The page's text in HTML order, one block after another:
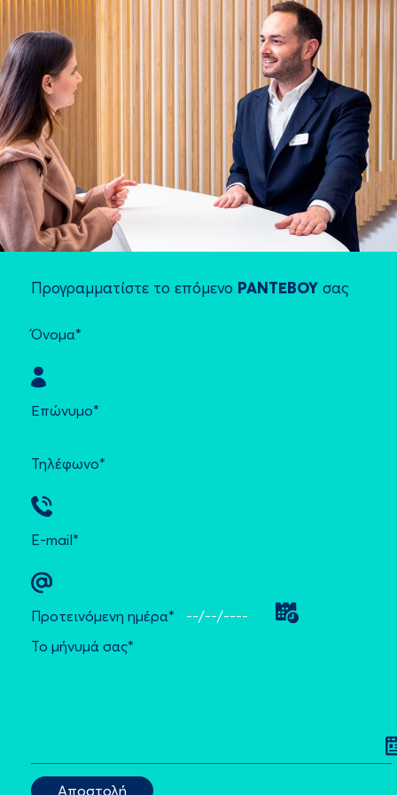
Προγραμματίστε το επόμενο ΡΑΝΤΕΒΟΥ σας
Όνομα*
Επώνυμο*
Τηλέφωνο*
E-mail*
Προτεινόμενη ημέρα*
Το μήνυμά σας*